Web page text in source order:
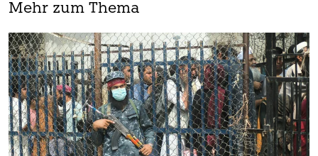
Mehr zum Thema